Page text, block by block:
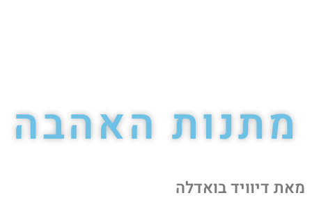
מתנות האהבה
מאת דיוויד בואדלה